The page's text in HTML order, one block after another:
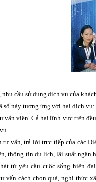
nhu cầu sử dụng dịch vụ của
số này tương ứng với hai dịch
vấn viên. Cả hai lĩnh vực trên
tư vấn, trả lời trực tiếp của các
thông tin du lịch, lãi suất ngân
từ yêu cầu cuộc sống hiện
vấn cách chọn quà, nghi thức